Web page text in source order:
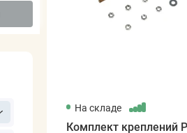
На складе
Комплект креплений